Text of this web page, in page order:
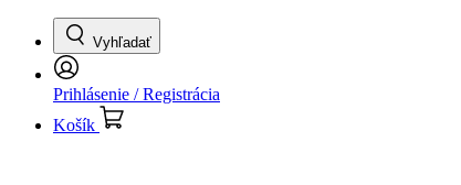
Vyhľadať
Prihlásenie / Registrácia
Košík